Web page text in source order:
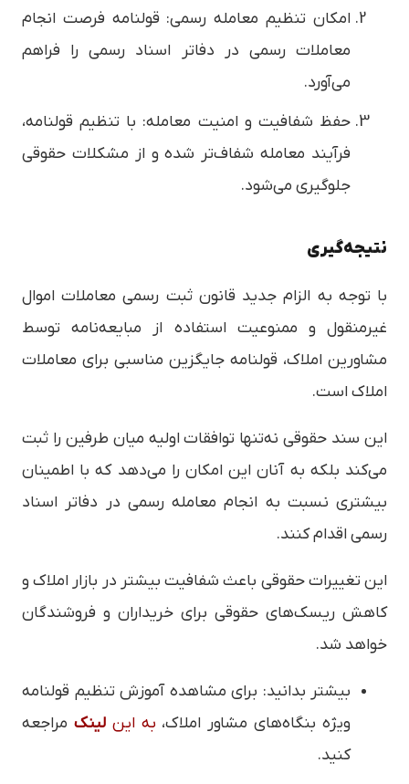
امکان تنظیم معامله رسمی: قولنامه فرصت انجام
معاملات رسمی در دفاتر اسناد رسمی را فراهم
می‌آورد.
حفظ شفافیت و امنیت معامله: با تنظیم قولنامه،
فرآیند معامله شفاف‌تر شده و از مشکلات حقوقی
جلوگیری می‌شود.
نتیجه‌گیری
با توجه به الزام جدید قانون ثبت رسمی معاملات اموال
غیرمنقول و ممنوعیت استفاده از مبایعه‌نامه توسط
مشاورین املاک، قولنامه جایگزین مناسبی برای معاملات
املاک است.
این سند حقوقی نه‌تنها توافقات اولیه میان طرفین را ثبت
می‌کند بلکه به آنان این امکان را می‌دهد که با اطمینان
بیشتری نسبت به انجام معامله رسمی در دفاتر اسناد
رسمی اقدام کنند.
این تغییرات حقوقی باعث شفافیت بیشتر در بازار املاک و
کاهش ریسک‌های حقوقی برای خریداران و فروشندگان
خواهد شد.
بیشتر بدانید: برای مشاهده آموزش تنظیم قولنامه
ویژه بنگاه‌های مشاور املاک، به اینلینک مراجعه
کنید.